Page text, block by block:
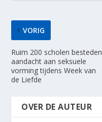
VORIG
Ruim 200 scholen besteden
aandacht aan seksuele
vorming tijdens Week van
de Liefde
OVER DE AUTEUR